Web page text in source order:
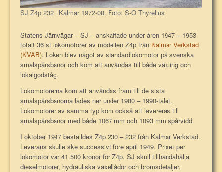
SJ Z4p 232 i Kalmar 1972-08. Foto: S-O Thyrelius
Statens Järnvägar – SJ – anskaffade under åren 1947 – 1953
totalt 36 st lokomotorer av modellen Z4p från Kalmar Verkstad
(KVAB). Loken blev något av standardlokomotor på svenska
smalspårsbanor och kom att användas till både växling och
lokalgodståg.
Lokomotorerna kom att användas fram till de sista
smalspårsbanorna lades ner under 1980 – 1990-talet.
Lokomotorer av samma typ kom också att levereras till
smalspårsbanor med både 1067 mm och 1093 mm spårvidd.
I oktober 1947 beställdes Z4p 230 – 232 från Kalmar Verkstad.
Leverans skulle ske successivt före april 1949. Priset per
lokomotor var 41.500 kronor för Z4p. SJ skull tillhandahålla
dieselmotorer, hydrauliska växellådor och bromsdetaljer.